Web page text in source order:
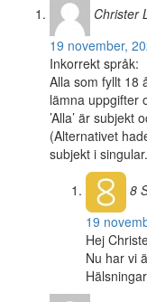
Christer
19 november,
Inkorrekt språk:
Alla som fyllt 18
lämna uppgifter
’Alla’ är subjekt
(Alternativet
subjekt i
8
19
Hej
Nu har vi